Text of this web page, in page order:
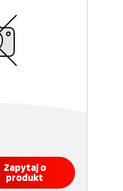
Zapytaj o
produkt